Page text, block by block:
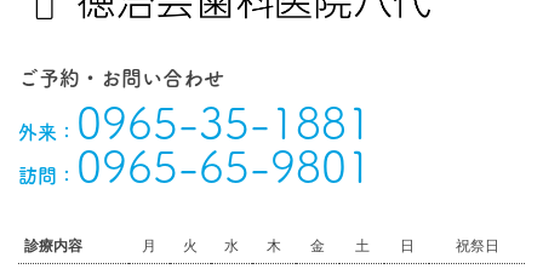
ご予約・お問い合わせ
外来： 0965-35-1881
訪問： 0965-65-9801
診療内容 月 火 水 木 金 土 日
祝祭日